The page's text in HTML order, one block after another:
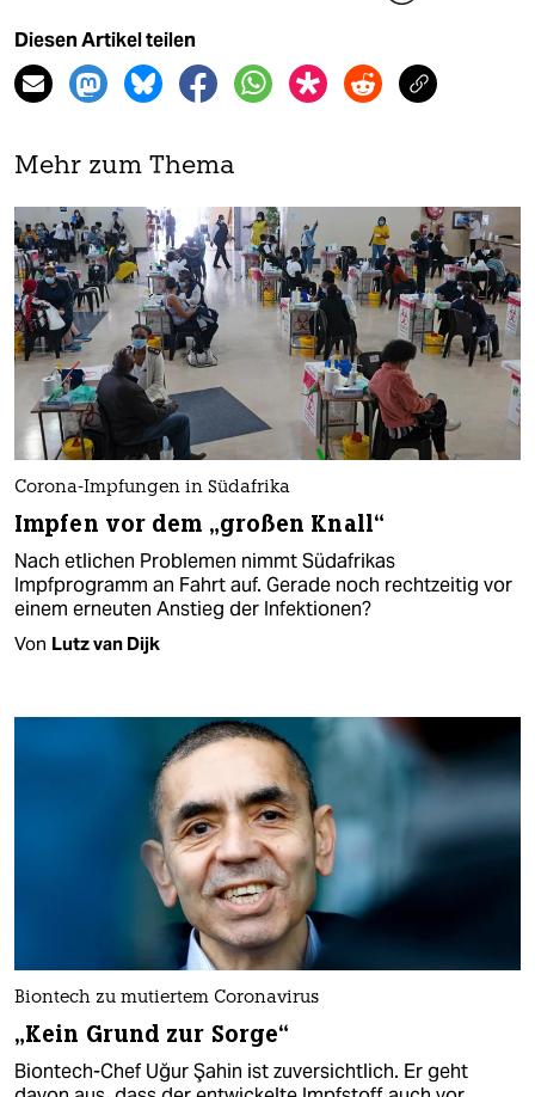
Diesen Artikel teilen
Mehr zum Thema
Corona-Impfungen in Südafrika
Impfen vor dem „großen Knall“
Nach etlichen Problemen nimmt Südafrikas
Impfprogramm an Fahrt auf. Gerade noch rechtzeitig vor
einem erneuten Anstieg der Infektionen?
Von Lutz van Dijk
Biontech zu mutiertem Coronavirus
„Kein Grund zur Sorge“
Biontech-Chef Uğur Şahin ist zuversichtlich. Er geht